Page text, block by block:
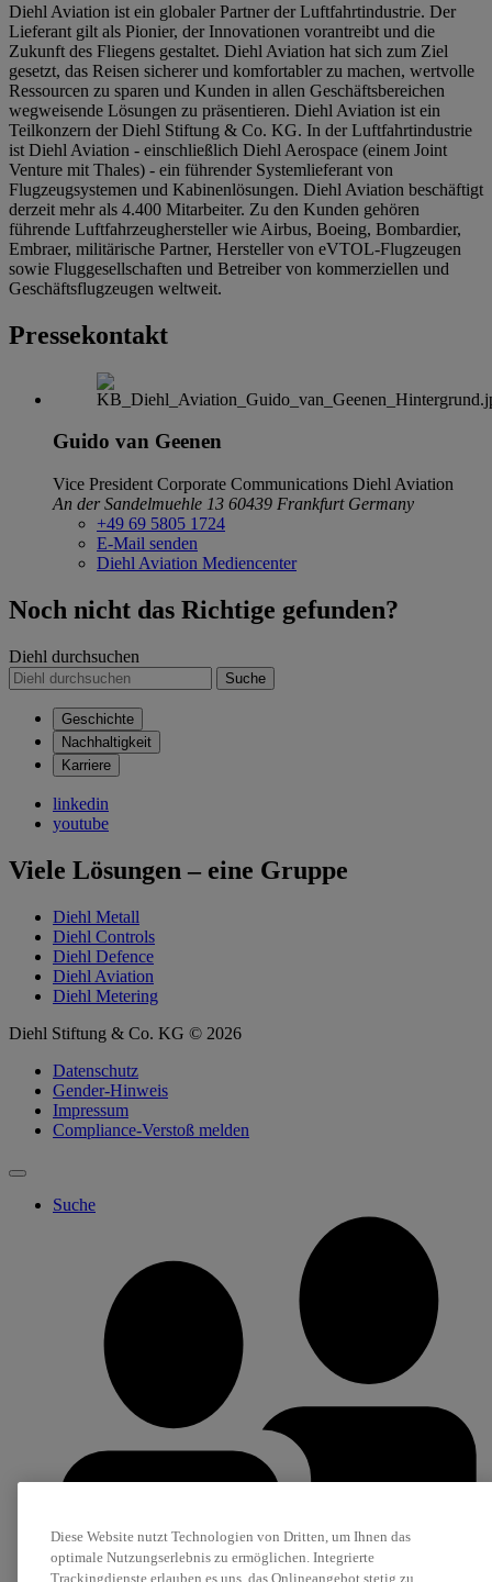
Diehl Aviation ist ein globaler Partner der Luftfahrtindustrie. Der
Lieferant gilt als Pionier, der Innovationen vorantreibt und die
Zukunft des Fliegens gestaltet. Diehl Aviation hat sich zum Ziel
gesetzt, das Reisen sicherer und komfortabler zu machen, wertvolle
Ressourcen zu sparen und Kunden in allen Geschäftsbereichen
wegweisende Lösungen zu präsentieren. Diehl Aviation ist ein
Teilkonzern der Diehl Stiftung & Co. KG. In der Luftfahrtindustrie
ist Diehl Aviation - einschließlich Diehl Aerospace (einem Joint
Venture mit Thales) - ein führender Systemlieferant von
Flugzeugsystemen und Kabinenlösungen. Diehl Aviation beschäftigt
derzeit mehr als 4.400 Mitarbeiter. Zu den Kunden gehören
führende Luftfahrzeughersteller wie Airbus, Boeing, Bombardier,
Embraer, militärische Partner, Hersteller von eVTOL-Flugzeugen
sowie Fluggesellschaften und Betreiber von kommerziellen und
Geschäftsflugzeugen weltweit.
Pressekontakt
Guido van Geenen
Vice President Corporate Communications Diehl Aviation
An der Sandelmuehle 13 60439 Frankfurt Germany
+49 69 5805 1724
E-Mail senden
Diehl Aviation Mediencenter
Noch nicht das Richtige gefunden?
Diehl durchsuchen
Suche
Geschichte
Nachhaltigkeit
Karriere
linkedin
youtube
Viele Lösungen – eine Gruppe
Diehl Metall
Diehl Controls
Diehl Defence
Diehl Aviation
Diehl Metering
Diehl Stiftung & Co. KG © 2026
Datenschutz
Gender-Hinweis
Impressum
Compliance-Verstoß melden
Suche
Diese Website nutzt Technologien von Dritten, um Ihnen das
optimale Nutzungserlebnis zu ermöglichen. Integrierte
Trackingdienste erlauben es uns, das Onlineangebot stetig zu